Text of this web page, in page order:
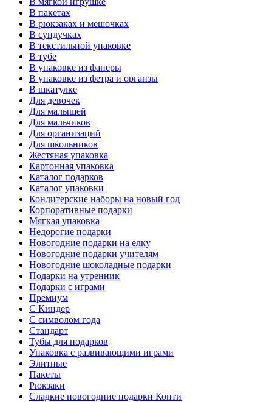
В пакетах
В рюкзаках и мешочках
В сундучках
В текстильной упаковке
В тубе
В упаковке из фанеры
В упаковке из фетра и органзы
В шкатулке
Для девочек
Для малышей
Для мальчиков
Для организаций
Для школьников
Жестяная упаковка
Картонная упаковка
Каталог подарков
Каталог упаковки
Кондитерские наборы на новый год
Корпоративные подарки
Мягкая упаковка
Недорогие подарки
Новогодние подарки на елку
Новогодние подарки учителям
Новогодние шоколадные подарки
Подарки на утренник
Подарки с играми
Премиум
С Киндер
С символом года
Стандарт
Тубы для подарков
Упаковка с развивающими играми
Элитные
Пакеты
Рюкзаки
Сладкие новогодние подарки Конти